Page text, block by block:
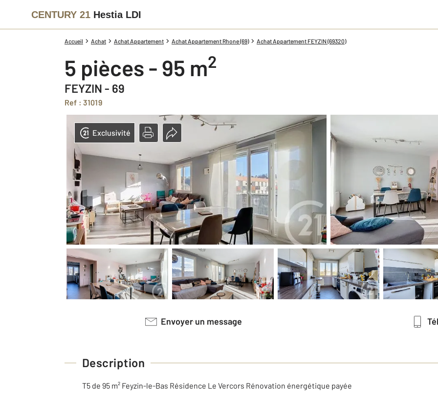
CENTURY 21 Hestia LDI
Accueil Achat Achat Appartement Achat Appartement Rhone (69) Achat Appartement FEYZIN (69320)
5 pièces - 95 m2
FEYZIN - 69
Ref : 31019
Exclusivité
Envoyer un message
Description
T5 de 95 m² Feyzin-le-Bas Résidence Le Vercors Rénovation énergétique payée